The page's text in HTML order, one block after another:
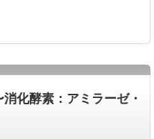
化酵素：アミラーゼ・